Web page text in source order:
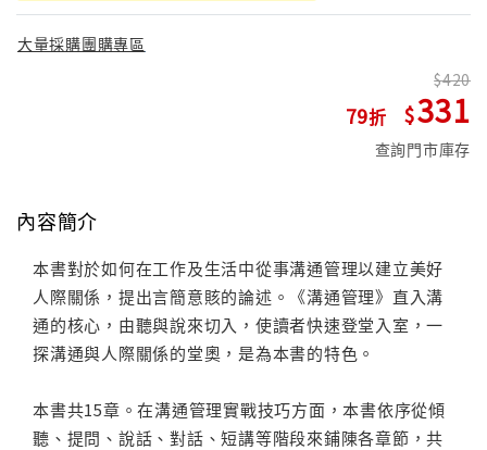
大量採購團購專區
79
420
331
查詢門市庫存
內容簡介
本書對於如何在工作及生活中從事溝通管理以建立美好
人際關係，提出言簡意賅的論述。《溝通管理》直入溝
通的核心，由聽與說來切入，使讀者快速登堂入室，一
探溝通與人際關係的堂奧，是為本書的特色。
本書共15章。在溝通管理實戰技巧方面，本書依序從傾
聽、提問、說話、對話、短講等階段來鋪陳各章節，共